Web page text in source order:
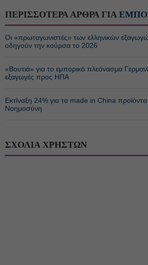
ΠΕΡΙΣΣΟΤΕΡΑ ΑΡΘΡΑ ΓΙΑ
Οι «πρωταγωνιστές» των ελληνικών
οδηγούν την κούρσα το 2026
«Βουτιά» για το εμπορικό πλεόνασμα
εξαγωγές προς ΗΠΑ
Εκτίναξη 24% για τα made in China
Νοημοσύνη
ΣΧΟΛΙΑ ΧΡΗΣΤΩΝ